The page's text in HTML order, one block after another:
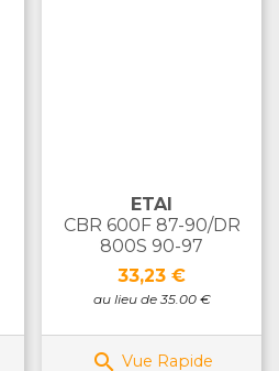
ETAI
CBR 600F 87-90/DR
800S 90-97
Prix
33,23 €
au lieu de 35.00 €
 Vue Rapide